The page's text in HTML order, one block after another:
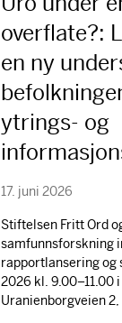
overflate?:
en ny
ytrings- og
17. juni 2026
Stiftelsen Fritt Ord
samfunnsforskning
rapportlansering og
2026 kl. 9.00–11.00
Uranienborgveien 2,